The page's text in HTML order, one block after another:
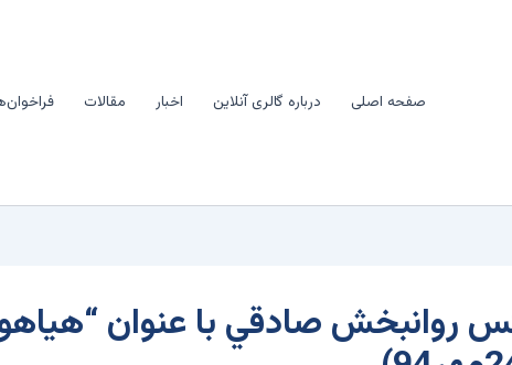
صفحه اصلی
درباره گالری آنلاین اخبار مقالات
روانبخش صادقي با عنوان